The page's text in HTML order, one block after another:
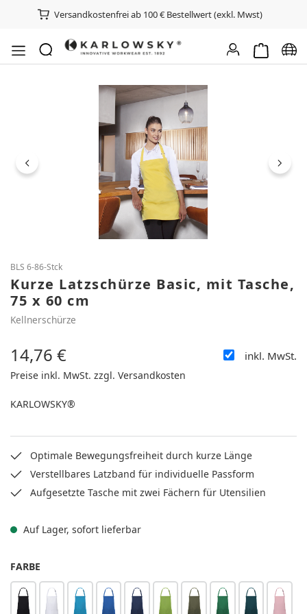
Versandkostenfrei ab 100 € Bestellwert (exkl. Mwst)
Bildergalerie überspringen
BLS 6-86-Stck
Kurze Latzschürze Basic, mit Tasche,
75 x 60 cm
Kellnerschürze
Regulärer Preis:
14,76 € inkl. MwSt.
Preise inkl. MwSt. zzgl. Versandkosten
KARLOWSKY®
Optimale Bewegungsfreiheit durch kurze Länge
Verstellbares Latzband für individuelle Passform
Aufgesetzte Tasche mit zwei Fächern für Utensilien
Auf Lager, sofort lieferbar
FARBE
schwarzweiß türkis blau marine limettemoosgrünwaldgrünpiniengrün
rosa